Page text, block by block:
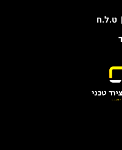
ט.ל.ח